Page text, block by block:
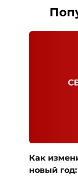
Как
новый